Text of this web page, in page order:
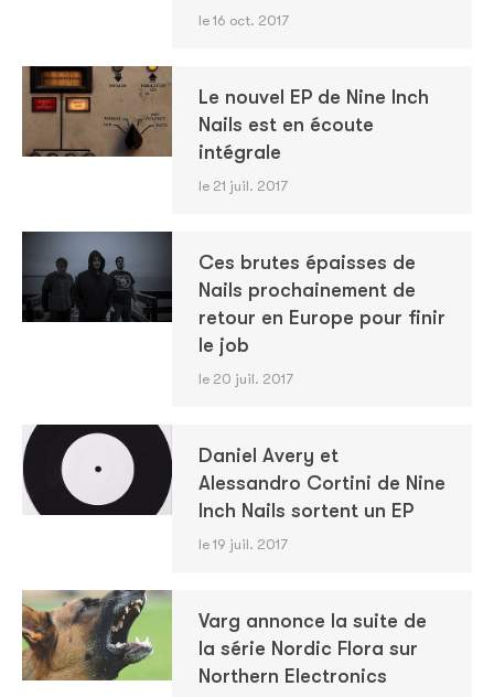
le 16 oct. 2017
Le nouvel EP de Nine Inch
Nails est en écoute
intégrale
le 21 juil. 2017
Ces brutes épaisses de
Nails prochainement de
retour en Europe pour finir
le job
le 20 juil. 2017
Daniel Avery et
Alessandro Cortini de Nine
Inch Nails sortent un EP
le 19 juil. 2017
Varg annonce la suite de
la série Nordic Flora sur
Northern Electronics